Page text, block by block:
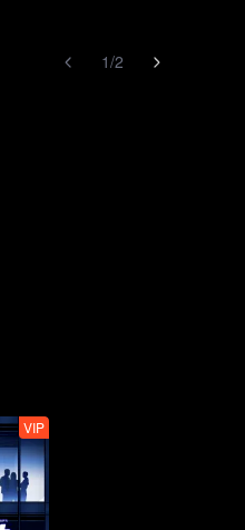
1/2
VIP